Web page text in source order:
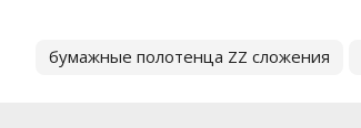
бумажные полотенца ZZ сложения